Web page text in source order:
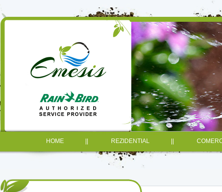
HOME REZIDENTIAL